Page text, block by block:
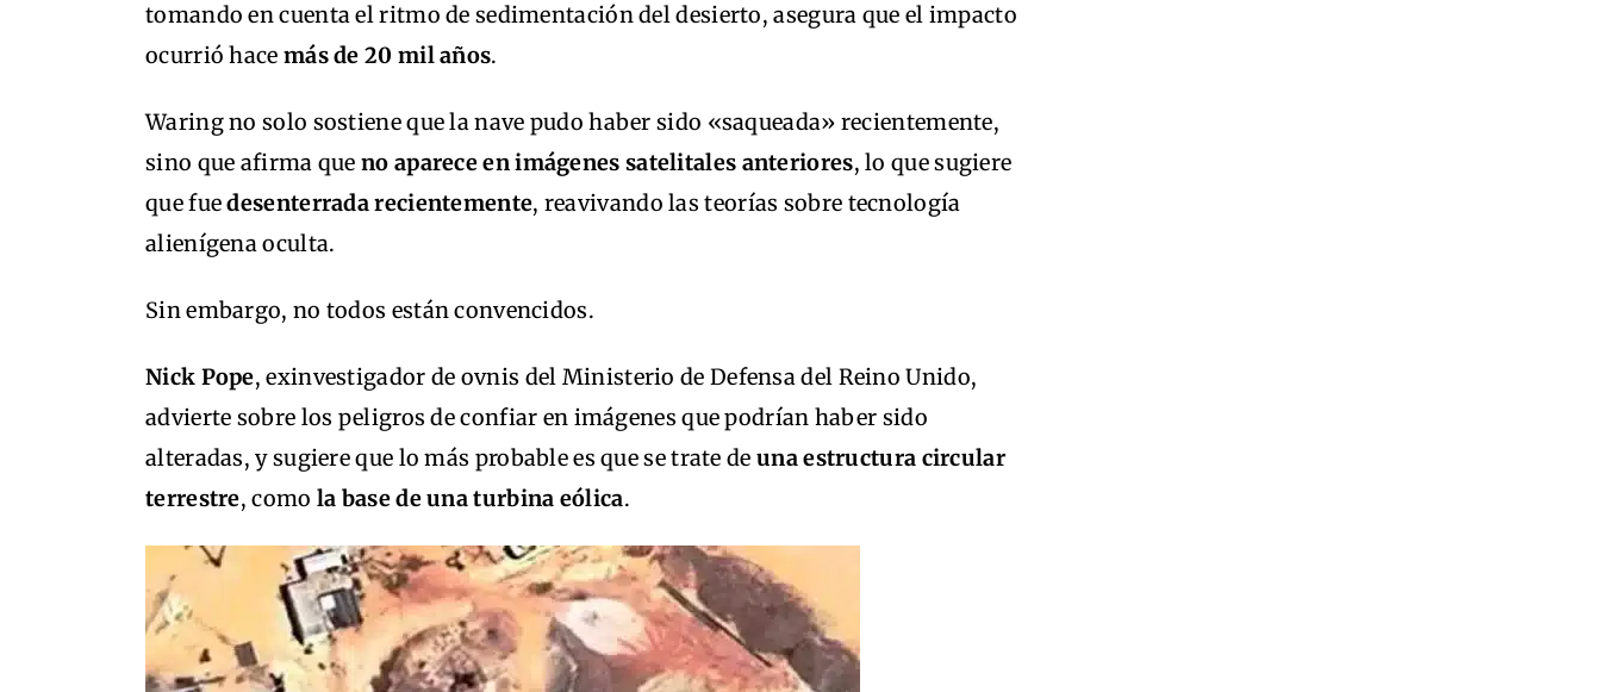
tomando en cuenta el ritmo de sedimentación del desierto, asegura que el impacto
ocurrió hace más de 20 mil años.
Waring no solo sostiene que la nave pudo haber sido «saqueada» recientemente,
sino que afirma queno aparece en imágenes satelitales anteriores, lo que sugiere
que fuedesenterrada recientemente, reavivando las teorías sobre tecnología
alienígena oculta.
Sin embargo, no todos están convencidos.
Nick Pope, exinvestigador de ovnis del Ministerio de Defensa del Reino Unido,
advierte sobre los peligros de confiar en imágenes que podrían haber sido
alteradas, y sugiere que lo más probable es que se trate de una estructura circular
terrestre, como la base de una turbina eólica.